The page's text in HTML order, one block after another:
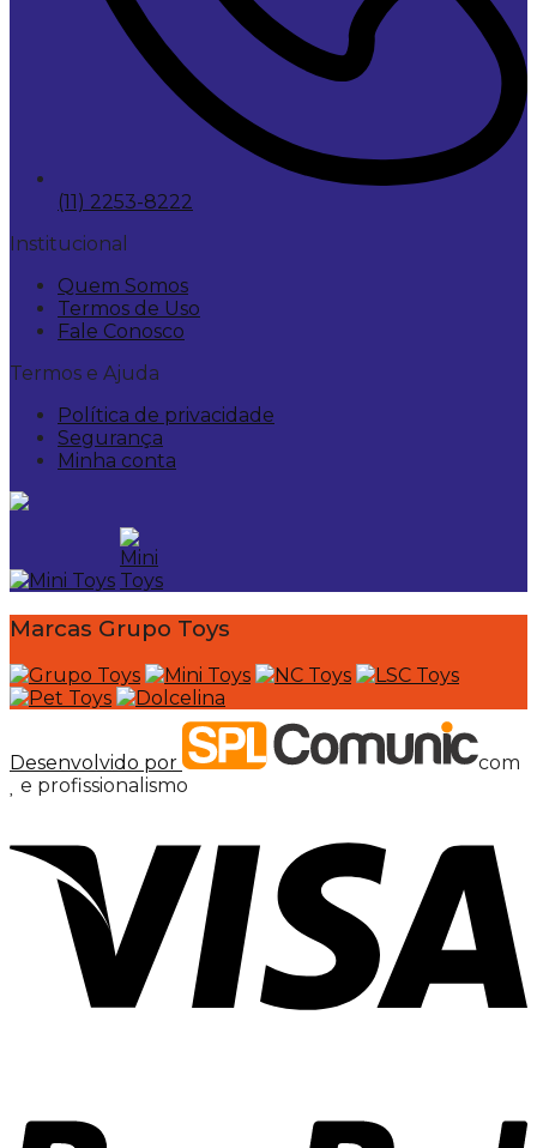
(11) 2253-8222
Institucional
Quem Somos
Termos de Uso
Fale Conosco
Termos e Ajuda
Política de privacidade
Segurança
Minha conta
Marcas Grupo Toys
Desenvolvido por
com
e profissionalismo